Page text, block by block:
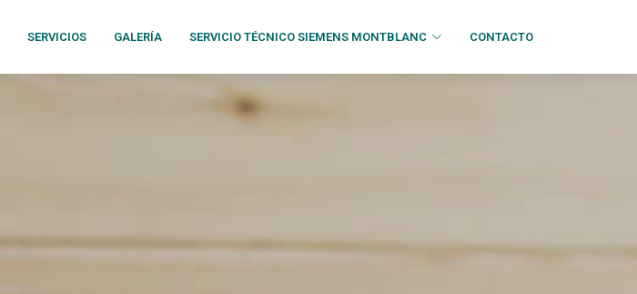
SERVICIOS GALERÍA SERVICIO TÉCNICO SIEMENS MONTBLANC CONTACTO